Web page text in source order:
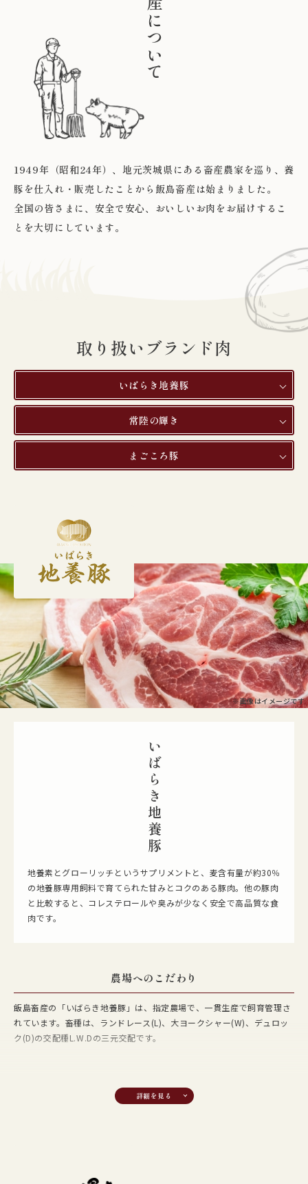
1949年（昭和24年）、地元茨城県にある畜産農家を巡り、養
豚を仕入れ・販売したことから飯島畜産は始まりました。
全国の皆さまに、安全で安心、おいしいお肉をお届けするこ
とを大切にしています。
取り扱いブランド肉
いばらき地養豚
常陸の輝き
まごころ豚
※画像はイメージです
いばらき地養豚
地養素とグローリッチというサプリメントと、麦含有量が約30％
の地養豚専用飼料で育てられた甘みとコクのある豚肉。他の豚肉
と比較すると、コレステロールや臭みが少なく安全で高品質な食
肉です。
農場へのこだわり
飯島畜産の「いばらき地養豚」は、指定農場で、一貫生産で飼育管理さ
れています。畜種は、ランドレース(L)、大ヨークシャー(W)、デュロッ
ク(D)の交配種L.W.Dの三元交配です。